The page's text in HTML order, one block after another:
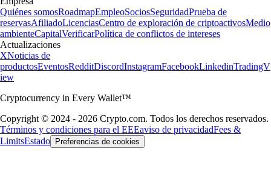
Quiénes somosRoadmapEmpleoSociosSeguridadPrueba de
reservasAfiliadoLicenciasCentro de exploración de criptoactivosMedio
ambienteCapitalVerificarPolítica de conflictos de intereses
Actualizaciones
XNoticias de
productosEventosRedditDiscordInstagramFacebookLinkedinTradingV
iew
Cryptocurrency in Every Wallet™
Copyright © 2024 - 2026 Crypto.com. Todos los derechos reservados.
Términos y condiciones para el EEEaviso de privacidadFees &
LimitsEstado Preferencias de cookies